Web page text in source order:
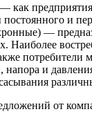
— как
и
—
Наиболее
потребители
и
от